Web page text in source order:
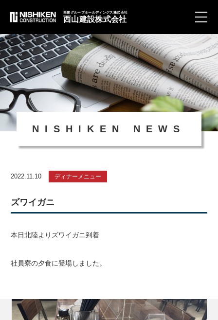
toggle
西建グループホールディングス株式会社
西山建設株式会社
NISHIKEN NEWS
2022.11.10 ディナーメニュー
ズワイガニ
本日北陸よりズワイガニ到着
社員寮の夕食に登場しました。